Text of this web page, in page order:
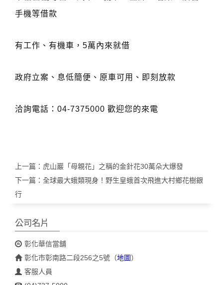
手機等借款
有工作、有機車，5萬內來就借
政府立案、息低簡便、原車可用、即刻放款
洽詢電話：04-7375000 歡迎您的來電
上一篇： 虎山巖「母親花」之稱的金針花30萬朵大爆發
下一篇： 全球最大蛾類現身！野生皇蛾首次飛進大村鄉花樹銀
行
公司名片
彰化華信當舖
彰化市彰南路二段256之5號 （地圖）
客服人員